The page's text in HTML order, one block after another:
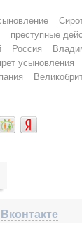
преступные
Россия
усыновления
Вконтакте